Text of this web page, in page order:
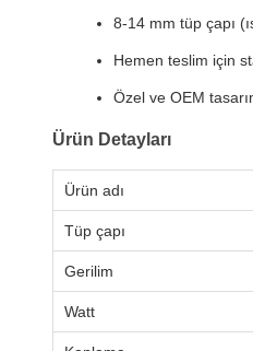
8-14 mm tüp çapı
Hemen teslim için
Özel ve OEM
Ürün Detayları
Ürün adı
Tüp çapı
Gerilim
Watt